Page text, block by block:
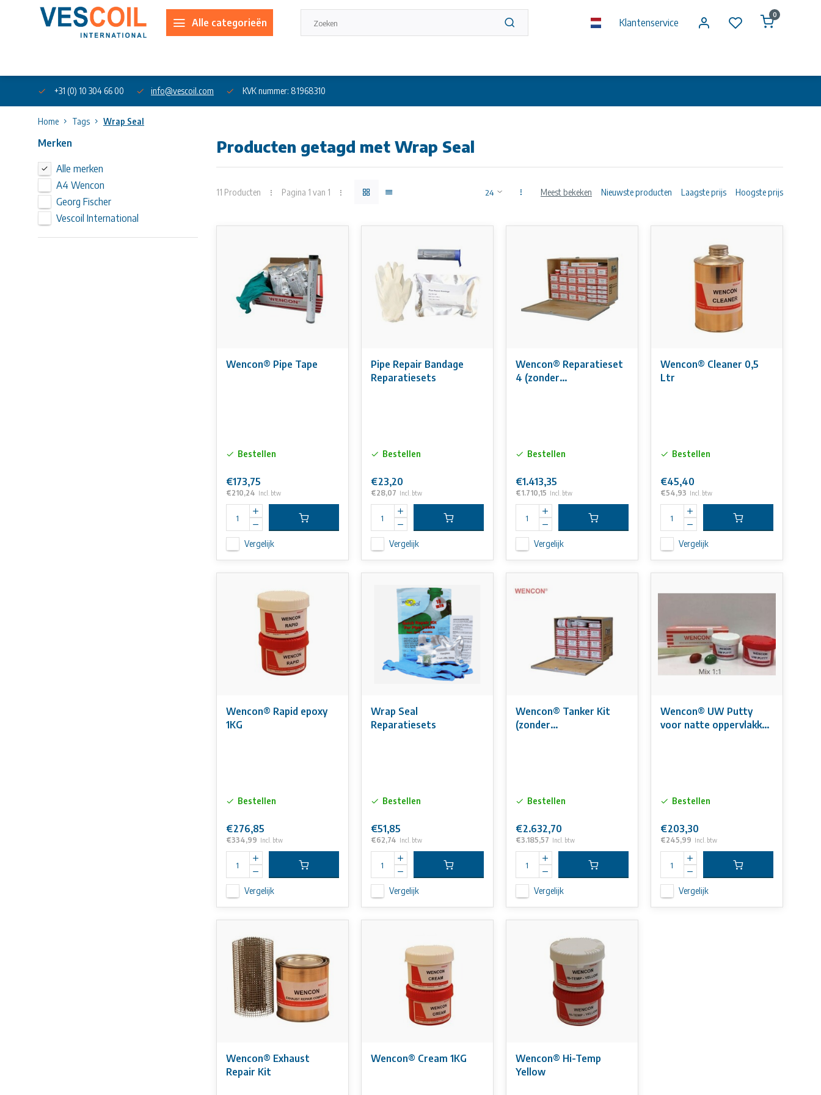
Alle categorieën Klantenservice
0
+31 (0) 10 304 66 00 info@vescoil.com KVK nummer: 81968310
Home Tags Wrap Seal
Merken
Alle merken
A4 Wencon
Georg Fischer
Vescoil International
Producten getagd met Wrap Seal
11 Producten Pagina 1 van 1 Meest bekeken Nieuwste producten Laagste prijs Hoogste prijs
Wencon® Pipe Tape
Bestellen
€173,75
€210,24 Incl. btw
Vergelijk
Pipe Repair Bandage
Reparatiesets
Bestellen
€23,20
€28,07 Incl. btw
Vergelijk
Wencon® Reparatieset
4 (zonder
Bestellen
€1.413,35
€1.710,15 Incl. btw
Vergelijk
Wencon® Cleaner 0,5
Ltr
Bestellen
€45,40
€54,93 Incl. btw
Vergelijk
Wencon® Rapid epoxy
1KG
Bestellen
€276,85
€334,99 Incl. btw
Vergelijk
Wrap Seal
Reparatiesets
Bestellen
€51,85
€62,74 Incl. btw
Vergelijk
Wencon® Tanker Kit
(zonder
Bestellen
€2.632,70
€3.185,57 Incl. btw
Vergelijk
Wencon® UW Putty
voor natte oppervlakken
Bestellen
€203,30
€245,99 Incl. btw
Vergelijk
Wencon® Exhaust
Repair Kit
Wencon® Cream 1KG
Wencon® Hi-Temp
Yellow